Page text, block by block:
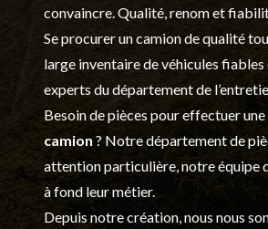
convaincre. Qualité, renom et
Se procurer un camion de qualité
large inventaire de véhicules
experts du département de l’
Besoin de pièces pour effectuer
camion ? Notre département de
attention particulière, notre équipe
à fond leur métier.
Depuis notre création, nous nous